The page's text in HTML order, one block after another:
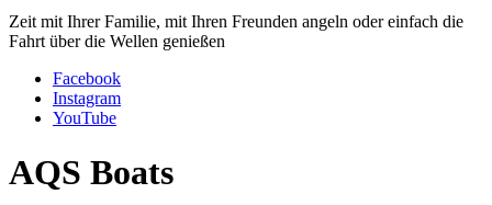
Zeit mit Ihrer Familie, mit Ihren Freunden angeln oder einfach die
Fahrt über die Wellen genießen
Facebook
Instagram
YouTube
AQS Boats